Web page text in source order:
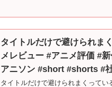
タイトルだけで避けられま
メレビュー #アニメ評価 #
アニソン #short #shorts #
タイトルだけで避けられまくってい